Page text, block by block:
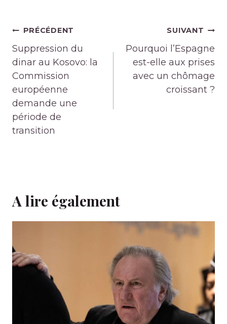
Navigation
de
l’article
PRÉCÉDENT
Suppression du
dinar au Kosovo: la
Commission
européenne
demande une
période de
transition
SUIVANT
Pourquoi l’Espagne
est-elle aux prises
avec un chômage
croissant ?
A lire également